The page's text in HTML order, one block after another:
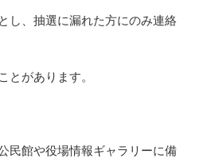
し、抽選に漏れた方にのみ連絡
とがあります。
民館や役場情報ギャラリーに備